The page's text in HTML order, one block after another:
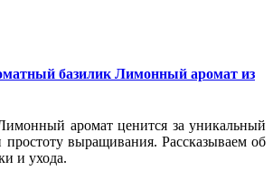
базилик Лимонный аромат из
аромат ценится за уникальный
простоту выращивания. Рассказываем об
и ухода.